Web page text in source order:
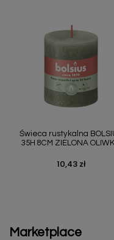
Świeca rustykalna
35H 8CM ZIELONA
Cena
10,43 zł
Marketplace